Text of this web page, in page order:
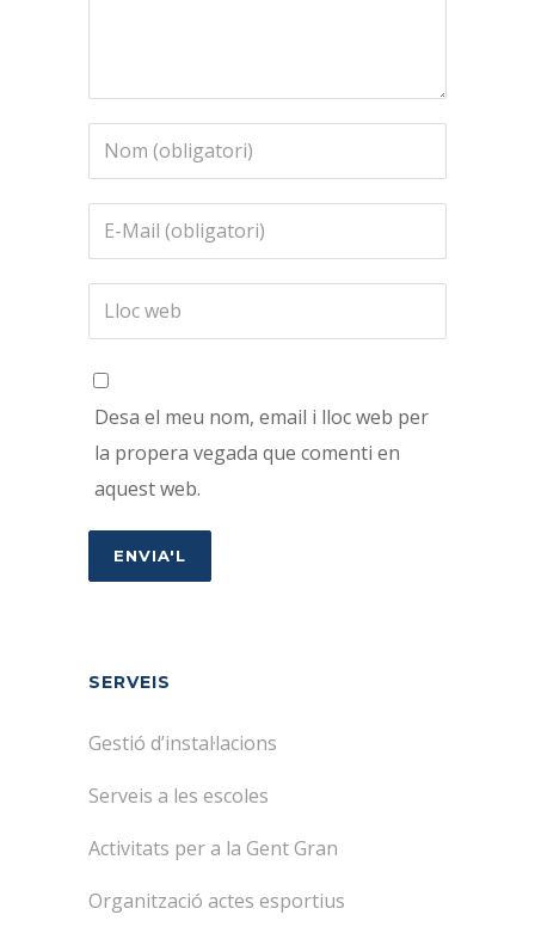
Desa el meu nom, email i lloc web per
la propera vegada que comenti en
aquest web.
SERVEIS
Gestió d’instal·lacions
Serveis a les escoles
Activitats per a la Gent Gran
Organització actes esportius